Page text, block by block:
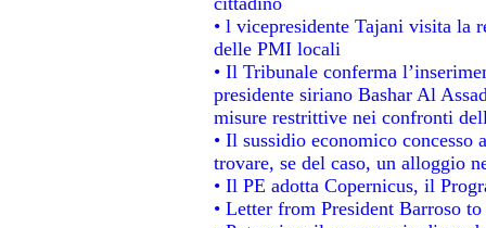
• l vicepresidente Tajani visita la
delle PMI locali
• Il Tribunale conferma
presidente siriano Bashar Al
misure restrittive nei confronti
• Il sussidio economico
trovare, se del caso, un alloggio
• Il PE adotta Copernicus, il
• Letter from President Barroso